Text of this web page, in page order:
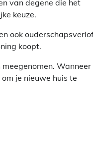
van degene die het
keuze.
ook
koopt.
Wanneer
je nieuwe huis te